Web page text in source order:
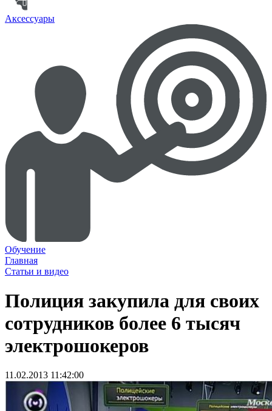
Аксессуары
Обучение
Главная
Статьи и видео
Полиция закупила для своих
сотрудников более 6 тысяч
электрошокеров
11.02.2013 11:42:00